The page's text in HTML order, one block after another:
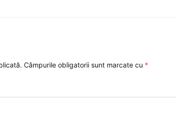
Câmpurile obligatorii sunt marcate cu *